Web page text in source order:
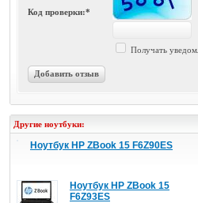
Код проверки:*
Получать
Добавить отзыв
Другие ноутбуки:
Ноутбук HP ZBook 15 F6Z90ES
Ноутбук HP ZBook 15
F6Z93ES